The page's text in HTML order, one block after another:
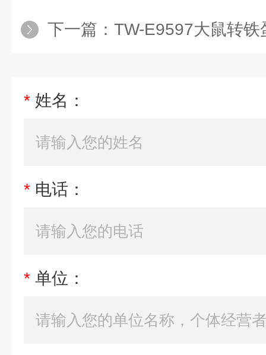
下一篇： TW-E9597大鼠转铁蛋白
* 姓名：
* 电话：
* 单位：